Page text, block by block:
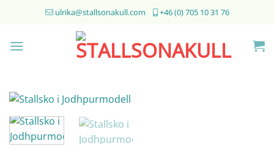
ulrika@stallsonakull.com +46 (0) 705 10 31 76